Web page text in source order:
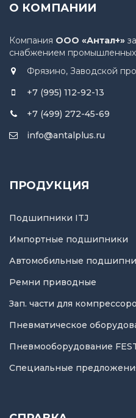
О КОМПАНИИ
Компания ООО «Антал+»
снабжением
Фрязино, Заводской
+7 (995) 112-92-13
+7 (499) 272-45-69
info@antalplus.ru
ПРОДУКЦИЯ
Подшипники ITJ
Импортные подшипники
Автомобильные
Ремни приводные
Зап. части для
Пневматическое
Пневмооборудование
Специальные